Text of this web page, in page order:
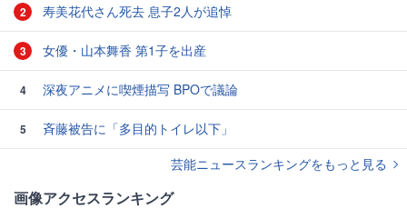
2 寿美花代さん死去 息子2人が追悼
3 女優・山本舞香 第1子を出産
4 深夜アニメに喫煙描写 BPOで議論
5
斉藤被告に「多目的トイレ以下」
芸能ニュースランキングをもっと見る
画像アクセスランキング